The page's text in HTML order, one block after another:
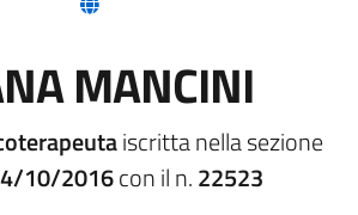
MANCINI
iscritta nella sezione
10/2016con il n.22523